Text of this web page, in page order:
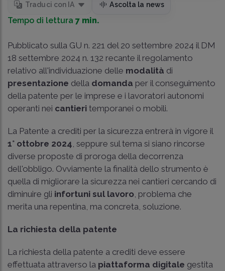
Traduci con IA Ascolta la news
Tempo di lettura 7 min.
Pubblicato sulla GU n. 221 del 20 settembre 2024 il DM
18 settembre 2024 n. 132 recante il regolamento
relativo all'individuazione delle modalità di
presentazione della domanda per il conseguimento
della patente per le imprese e i lavoratori autonomi
operanti nei cantieri temporanei o mobili.
La Patente a crediti per la sicurezza entrerà in vigore il
1° ottobre 2024 , seppure sul tema si siano rincorse
diverse proposte di proroga della decorrenza
dell'obbligo. Ovviamente la finalità dello strumento è
quella di migliorare la sicurezza nei cantieri cercando di
diminuire gli infortuni sul lavoro , problema che
merita una repentina, ma concreta, soluzione.
La richiesta della patente
La richiesta della patente a crediti deve essere
effettuata attraverso la piattaforma digitale gestita